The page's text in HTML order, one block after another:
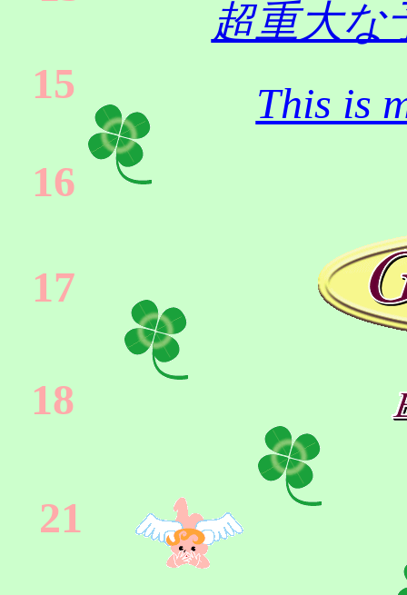
This is
超重大な
21
18
17
16
15